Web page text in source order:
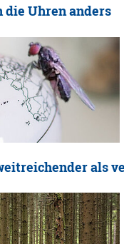
die Uhren anders
als